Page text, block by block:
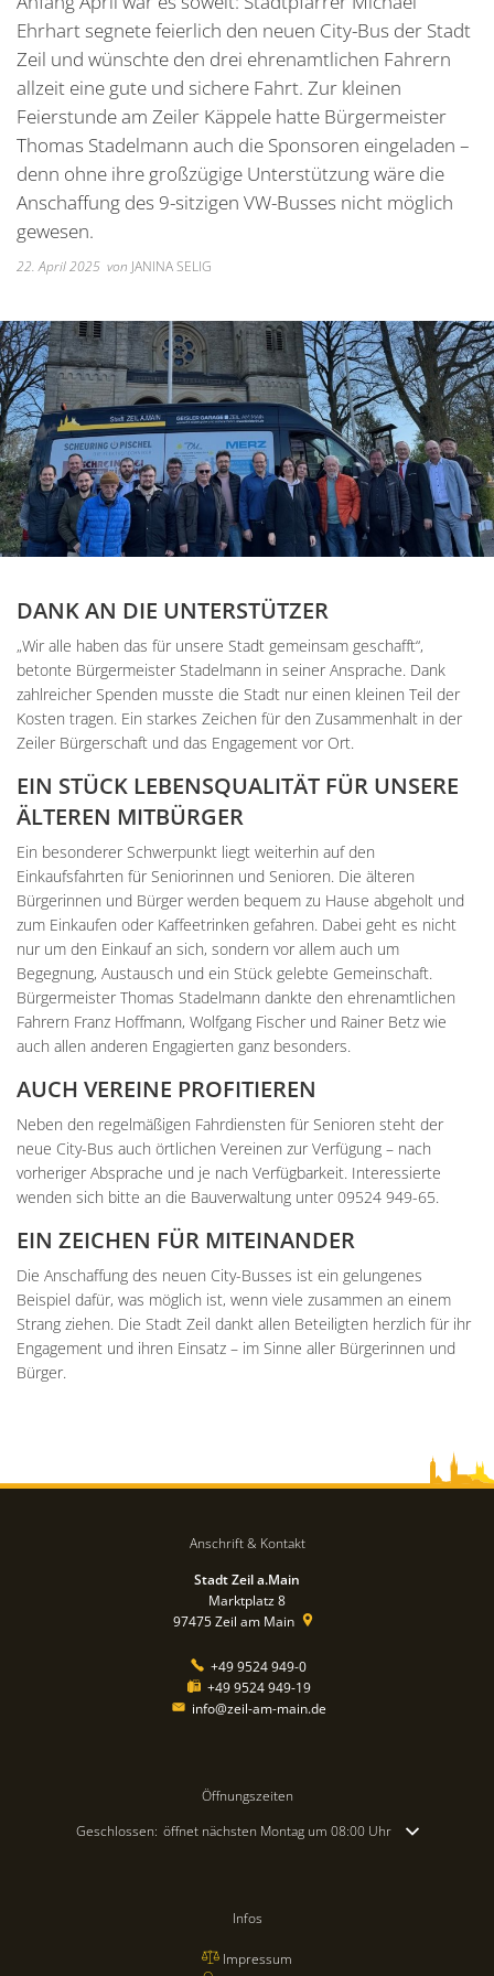
2025
Online Anträge Online Portal
Stellenangebote Bauhofmitarbeiter für
Bekanntmachungen
Errichtung von
Managementplan Natura
Bekanntmachung der
Bekanntmachung zum
Wohnen im
Friedhof
Friedhof
Friedhof
Kommunale Wärmeplanung
Wohnmobilstellplatz
Wein, Bier und Edelbrände
Ehrhart segnete feierlich den neuen City-Bus der Stadt
Zeil und wünschte den drei ehrenamtlichen Fahrern
allzeit eine gute und sichere Fahrt. Zur kleinen
Feierstunde am Zeiler Käppele hatte Bürgermeister
Thomas Stadelmann auch die Sponsoren eingeladen –
denn ohne ihre großzügige Unterstützung wäre die
Anschaffung des 9-sitzigen VW-Busses nicht möglich
gewesen.
22. April 2025 von JANINA SELIG
DANK AN DIE UNTERSTÜTZER
„Wir alle haben das für unsere Stadt gemeinsam geschafft“,
betonte Bürgermeister Stadelmann in seiner Ansprache. Dank
zahlreicher Spenden musste die Stadt nur einen kleinen Teil der
Kosten tragen. Ein starkes Zeichen für den Zusammenhalt in der
Zeiler Bürgerschaft und das Engagement vor Ort.
EIN STÜCK LEBENSQUALITÄT FÜR UNSERE
ÄLTEREN MITBÜRGER
Ein besonderer Schwerpunkt liegt weiterhin auf den
Einkaufsfahrten für Seniorinnen und Senioren. Die älteren
Bürgerinnen und Bürger werden bequem zu Hause abgeholt und
zum Einkaufen oder Kaffeetrinken gefahren. Dabei geht es nicht
nur um den Einkauf an sich, sondern vor allem auch um
Begegnung, Austausch und ein Stück gelebte Gemeinschaft.
Bürgermeister Thomas Stadelmann dankte den ehrenamtlichen
Fahrern Franz Hoffmann, Wolfgang Fischer und Rainer Betz wie
auch allen anderen Engagierten ganz besonders.
AUCH VEREINE PROFITIEREN
Neben den regelmäßigen Fahrdiensten für Senioren steht der
neue City-Bus auch örtlichen Vereinen zur Verfügung – nach
vorheriger Absprache und je nach Verfügbarkeit. Interessierte
wenden sich bitte an die Bauverwaltung unter 09524 949-65.
EIN ZEICHEN FÜR MITEINANDER
Die Anschaffung des neuen City-Busses ist ein gelungenes
Beispiel dafür, was möglich ist, wenn viele zusammen an einem
Strang ziehen. Die Stadt Zeil dankt allen Beteiligten herzlich für ihr
Engagement und ihren Einsatz – im Sinne aller Bürgerinnen und
Bürger.
Anschrift & Kontakt
Stadt Zeil a.Main
Marktplatz 8
97475Zeil am Main
+49 9524 949-0
+49 9524 949-19
info@zeil-am-main.de
Öffnungszeiten
Klicken, um weitere Öffnungs- oder Schließzeiten auszublenden
Geschlossen: öffnet nächsten Montag um 08:00 Uhr
Infos
Impressum